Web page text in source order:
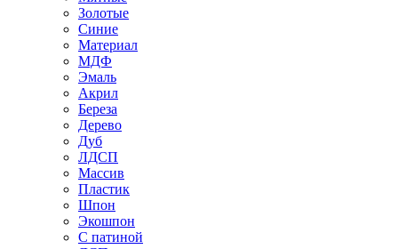
Золотые
Синие
Материал
МДФ
Эмаль
Акрил
Береза
Дерево
Дуб
ЛДСП
Массив
Пластик
Шпон
Экошпон
С патиной